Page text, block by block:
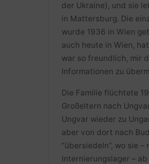
der Ukraine), und sie
in Mattersburg. Die
wurde 1936 in Wien
auch heute in Wien,
war so freundlich, mir
Informationen zu
Die Familie flüchtete
Großeltern nach
Ungvar wieder zu
aber von dort nach
“übersiedeln”, wo sie –
Internierungslager –